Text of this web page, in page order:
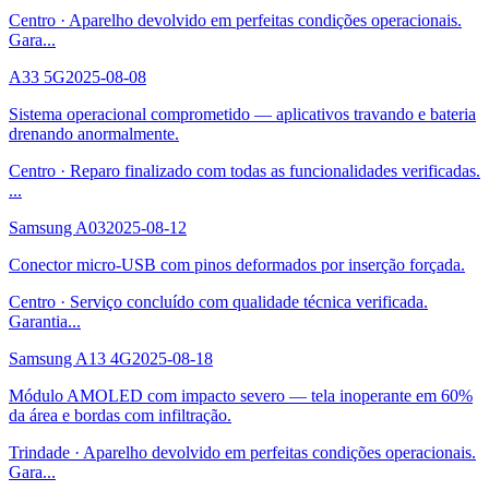
Centro · Aparelho devolvido em perfeitas condições operacionais.
Gara...
A33 5G2025-08-08
Sistema operacional comprometido — aplicativos travando e bateria
drenando anormalmente.
Centro · Reparo finalizado com todas as funcionalidades verificadas.
...
Samsung A032025-08-12
Conector micro-USB com pinos deformados por inserção forçada.
Centro · Serviço concluído com qualidade técnica verificada.
Garantia...
Samsung A13 4G2025-08-18
Módulo AMOLED com impacto severo — tela inoperante em 60%
da área e bordas com infiltração.
Trindade · Aparelho devolvido em perfeitas condições operacionais.
Gara...